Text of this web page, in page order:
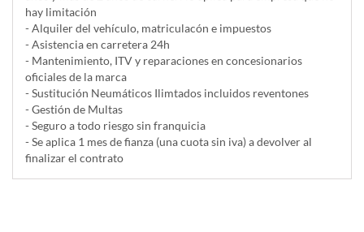
hay limitación
- Alquiler del vehí­culo, matriculacón e impuestos
- Asistencia en carretera 24h
- Mantenimiento, ITV y reparaciones en concesionarios
oficiales de la marca
- Sustitución Neumáticos Ilimtados incluidos reventones
- Gestión de Multas
- Seguro a todo riesgo sin franquicia
- Se aplica 1 mes de fianza (una cuota sin iva) a devolver al
finalizar el contrato